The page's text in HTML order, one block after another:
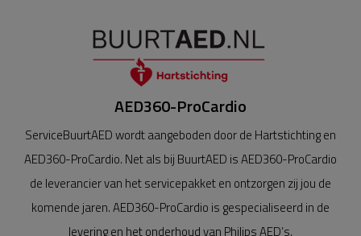
AED360-ProCardio
ServiceBuurtAED wordt aangeboden door de Hartstichting en
AED360-ProCardio. Net als bij BuurtAED is AED360-ProCardio
de leverancier van het servicepakket en ontzorgen zij jou de
komende jaren. AED360-ProCardio is gespecialiseerd in de
levering en het onderhoud van Philips AED’s.